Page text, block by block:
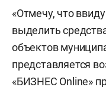
«Отмечу, что
выделить
объектов
представляется
«БИЗНЕС Online»